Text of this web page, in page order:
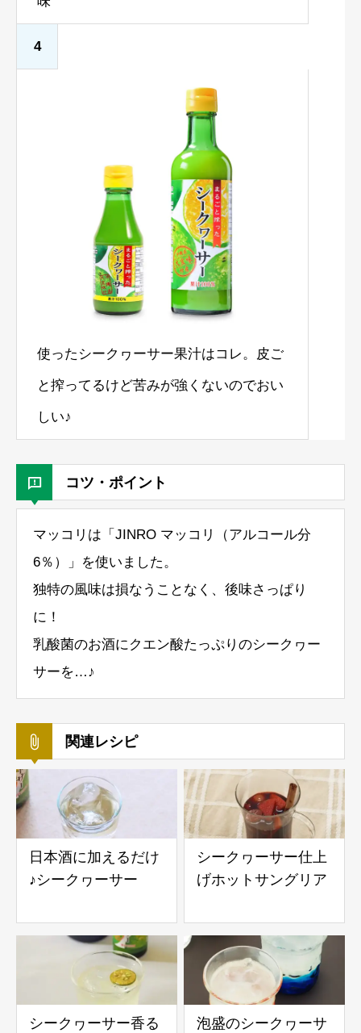
4
使ったシークヮーサー果汁はコレ。皮ご
と搾ってるけど苦みが強くないのでおい
しい♪
コツ・ポイント
マッコリは「JINRO マッコリ（アルコール分
6％）」を使いました。
独特の風味は損なうことなく、後味さっぱり
に！
乳酸菌のお酒にクエン酸たっぷりのシークヮー
サーを…♪
関連レシピ
日本酒に加えるだけ
♪シークヮーサー
シークヮーサー仕上
げホットサングリア
シークヮーサー香る
泡盛のシークヮーサ